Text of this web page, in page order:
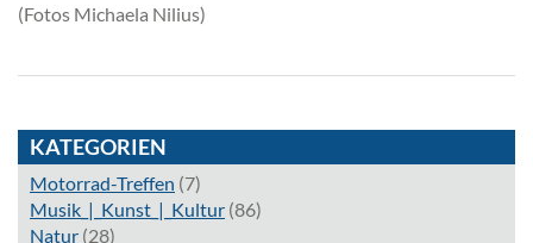
(Fotos Michaela Nilius)
KATEGORIEN
Motorrad-Treffen (7)
Musik_|_Kunst_|_Kultur (86)
Natur (28)